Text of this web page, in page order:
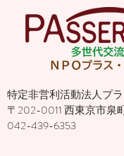
特定非営利活動法人プ
〒202-0011 西東京市
042-439-6353